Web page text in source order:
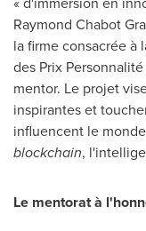
Raymond Chabot
la firme consacrée à
des Prix
mentor. Le projet
inspirantes et
influencent le
blockchain,
Le mentorat à